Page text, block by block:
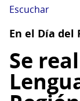
de
ayuda
a
la
Escuchar
En el Día
Se